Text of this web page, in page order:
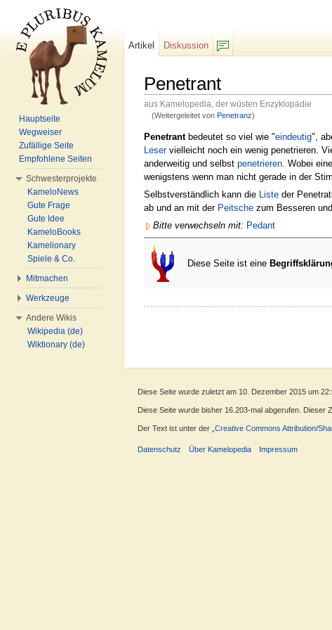
Penetrant
aus Kamelopedia, der wüsten Enzyklopädie
(Weitergeleitet von Penetranz)
Penetrantbedeutet so viel wie "eindeutig",
Leservielleicht noch ein wenig penetrieren.
anderweitig und selbst penetrieren . Wobei
wenigstens wenn man nicht gerade in der
Selbstverständlich kann die
Liste der
ab und an mit der Peitsche zum Besseren
Bitte verwechseln mit: Pedant
Diese Seite ist eine
Artikel
Diskussion
Hauptseite
Wegweiser
Zufällige Seite
Empfohlene Seiten
Schwesterprojekte
KameloNews
Gute Frage
Gute Idee
KameloBooks
Kamelionary
Spiele & Co.
Mitmachen
Werkzeuge
Andere Wikis
Wikipedia (de)
Wiktionary (de)
Diese Seite wurde zuletzt am 10. Dezember 2015 um
Diese Seite wurde bisher 16.203-mal abgerufen. Dieser
Der Text ist unter der „Creative Commons Attribution/
Datenschutz Über Kamelopedia Impressum